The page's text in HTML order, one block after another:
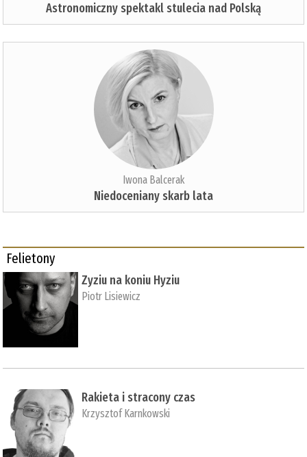
Astronomiczny spektakl stulecia nad Polską
Iwona Balcerak
Niedoceniany skarb lata
Felietony
Zyziu na koniu Hyziu
Piotr Lisiewicz
Rakieta i stracony czas
Krzysztof Karnkowski